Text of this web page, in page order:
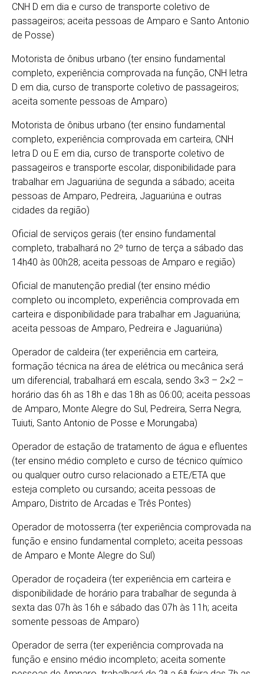
CNH D em dia e curso de transporte coletivo de
passageiros; aceita pessoas de Amparo e Santo Antonio
de Posse)
Motorista de ônibus urbano (ter ensino fundamental
completo, experiência comprovada na função, CNH letra
D em dia, curso de transporte coletivo de passageiros;
aceita somente pessoas de Amparo)
Motorista de ônibus urbano (ter ensino fundamental
completo, experiência comprovada em carteira, CNH
letra D ou E em dia, curso de transporte coletivo de
passageiros e transporte escolar, disponibilidade para
trabalhar em Jaguariúna de segunda a sábado; aceita
pessoas de Amparo, Pedreira, Jaguariúna e outras
cidades da região)
Oficial de serviços gerais (ter ensino fundamental
completo, trabalhará no 2º turno de terça a sábado das
14h40 às 00h28; aceita pessoas de Amparo e região)
Oficial de manutenção predial (ter ensino médio
completo ou incompleto, experiência comprovada em
carteira e disponibilidade para trabalhar em Jaguariúna;
aceita pessoas de Amparo, Pedreira e Jaguariúna)
Operador de caldeira (ter experiência em carteira,
formação técnica na área de elétrica ou mecânica será
um diferencial, trabalhará em escala, sendo 3×3 – 2×2 –
horário das 6h as 18h e das 18h as 06:00; aceita pessoas
de Amparo, Monte Alegre do Sul, Pedreira, Serra Negra,
Tuiuti, Santo Antonio de Posse e Morungaba)
Operador de estação de tratamento de água e efluentes
(ter ensino médio completo e curso de técnico químico
ou qualquer outro curso relacionado a ETE/ETA que
esteja completo ou cursando; aceita pessoas de
Amparo, Distrito de Arcadas e Três Pontes)
Operador de motosserra (ter experiência comprovada na
função e ensino fundamental completo; aceita pessoas
de Amparo e Monte Alegre do Sul)
Operador de roçadeira (ter experiência em carteira e
disponibilidade de horário para trabalhar de segunda à
sexta das 07h às 16h e sábado das 07h às 11h; aceita
somente pessoas de Amparo)
Operador de serra (ter experiência comprovada na
função e ensino médio incompleto; aceita somente